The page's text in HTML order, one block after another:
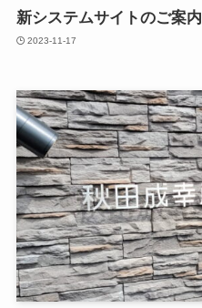
新システムサイトのご案内
2023-11-17